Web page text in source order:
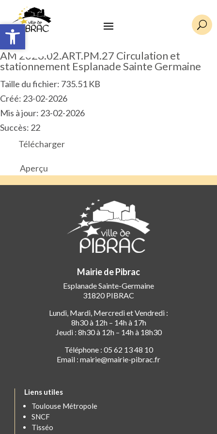
Ouvrir la barre d’outils U
AM 2026.02.ART.PM.27 Circulation et
stationnement Esplanade Sainte Germaine
Taille du fichier: 735.51 KB
Créé: 23-02-2026
Mis à jour: 23-02-2026
Succès: 22
Télécharger
Aperçu
Mairie de Pibrac
Esplanade Sainte-Germaine
31820 PIBRAC
Lundi, Mardi, Mercredi et Vendredi :
8h30 à 12h – 14h à 17h
Jeudi : 8h30 à 12h – 14h à 18h30
Téléphone : 05 62 13 48 10
Email : mairie@mairie-pibrac.fr
Liens utiles
Toulouse Métropole
SNCF
Tisséo
Ouvrir la barre d’outils